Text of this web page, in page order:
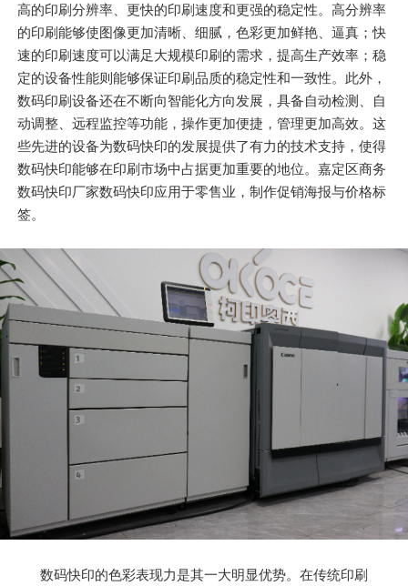
高的印刷分辨率、更快的印刷速度和更强的稳定性。高分辨率
的印刷能够使图像更加清晰、细腻，色彩更加鲜艳、逼真；快
速的印刷速度可以满足大规模印刷的需求，提高生产效率；稳
定的设备性能则能够保证印刷品质的稳定性和一致性。此外，
数码印刷设备还在不断向智能化方向发展，具备自动检测、自
动调整、远程监控等功能，操作更加便捷，管理更加高效。这
些先进的设备为数码快印的发展提供了有力的技术支持，使得
数码快印能够在印刷市场中占据更加重要的地位。嘉定区商务
数码快印厂家数码快印应用于零售业，制作促销海报与价格标
签。
数码快印的色彩表现力是其一大明显优势。在传统印刷